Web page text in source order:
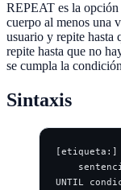
REPEAT es la opción
cuerpo al menos una
usuario y repite hasta
repite hasta que no
se cumpla la
Sintaxis
[etiqueta:]
UNTIL